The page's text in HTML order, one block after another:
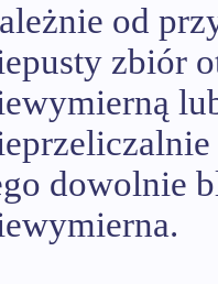
od
zbiór
dowolnie